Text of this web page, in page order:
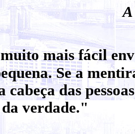
mais fácil
Se a
cabeça das
verdade."